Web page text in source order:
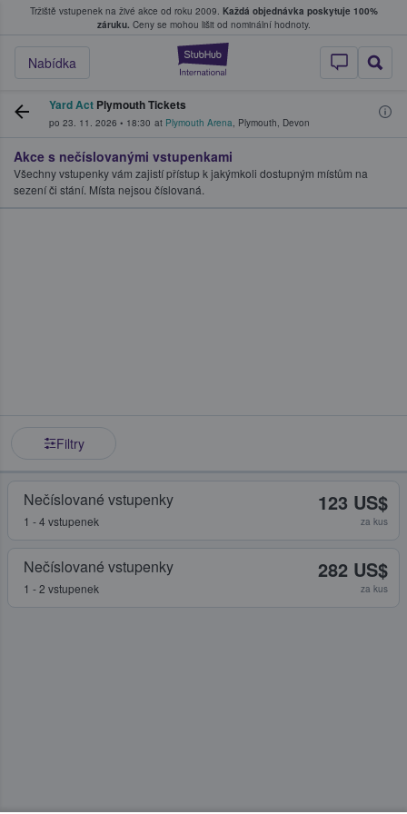
Tržiště vstupenek na živé akce od roku 2009. Každá objednávka poskytuje 100%
záruku. Ceny se mohou lišit od nominální hodnoty.
StubHub –
Nabídka
kde fanoušci kupují a prodávají vstupenky
Yard Act Plymouth Tickets
po 23. 11. 2026 • 18:30 at Plymouth Arena, Plymouth, Devon
Akce s nečíslovanými vstupenkami
Všechny vstupenky vám zajistí přístup k jakýmkoli dostupným místům na
sezení či stání. Místa nejsou číslovaná.
Filtry
Nečíslované vstupenky
1 - 4 vstupenek
123 US$
za kus
Nečíslované vstupenky
1 - 2 vstupenek
282 US$
za kus